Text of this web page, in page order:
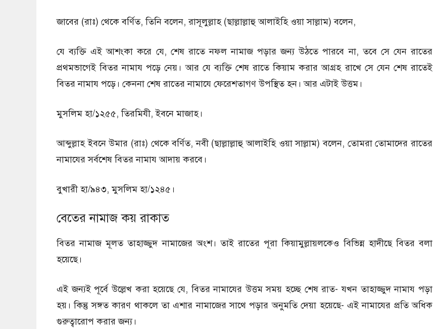
জাবের (রাঃ) থেকে বর্ণিত, তিনি বলেন, রাসূলুল্লাহ (ছাল্লাল্লাহু আলাইহি ওয়া সাল্লাম) বলেন,
যে ব্যক্তি এই আশংকা করে যে, শেষ রাতে নফল নামাজ পড়ার জন্য উঠতে পারবে না, তবে সে যেন রাতের
প্রথমভাগেই বিতর নামায পড়ে নেয়। আর যে ব্যক্তি শেষ রাতে কিয়াম করার আগ্রহ রাখে সে যেন শেষ রাতেই
বিতর নামায পড়ে। কেননা শেষ রাতের নামাযে ফেরেশতাগণ উপস্থিত হন। আর এটাই উত্তম।
মুসলিম হা/১২৫৫, তিরমিযী, ইবনে মাজাহ।
আব্দুল্লাহ ইবনে উমার (রাঃ) থেকে বর্ণিত, নবী (ছাল্লাল্লাহু আলাইহি ওয়া সাল্লাম) বলেন, তোমরা তোমাদের রাতের
নামাযের সর্বশেষ বিতর নামায আদায় করবে।
বুখারী হা/৯৪৩, মুসলিম হা/১২৪৫।
বেতের নামাজ কয় রাকাত
বিতর নামাজ মূলত তাহাজ্জুদ নামাজের অংশ। তাই রাতের পূরা কিয়ামুল্লায়লকেও বিভিন্ন হাদীছে বিতর বলা
হয়েছে।
এই জন্যই পূর্বে উল্লেখ করা হয়েছে যে, বিতর নামাযের উত্তম সময় হচ্ছে শেষ রাত- যখন তাহাজ্জুদ নামায পড়া
হয়। কিন্তু সঙ্গত কারণ থাকলে তা এশার নামাজের সাথে পড়ার অনুমতি দেয়া হয়েছে- এই নামাযের প্রতি অধিক
গুরুত্বারোপ করার জন্য।